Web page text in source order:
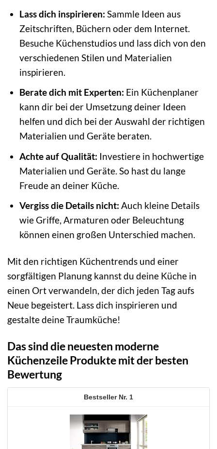
Lass dich inspirieren: Sammle Ideen aus
Zeitschriften, Büchern oder dem Internet.
Besuche Küchenstudios und lass dich von den
verschiedenen Stilen und Materialien
inspirieren.
Berate dich mit Experten: Ein Küchenplaner
kann dir bei der Umsetzung deiner Ideen
helfen und dich bei der Auswahl der richtigen
Materialien und Geräte beraten.
Achte auf Qualität: Investiere in hochwertige
Materialien und Geräte. So hast du lange
Freude an deiner Küche.
Vergiss die Details nicht: Auch kleine Details
wie Griffe, Armaturen oder Beleuchtung
können einen großen Unterschied machen.
Mit den richtigen Küchentrends und einer
sorgfältigen Planung kannst du deine Küche in
einen Ort verwandeln, der dich jeden Tag aufs
Neue begeistert. Lass dich inspirieren und
gestalte deine Traumküche!
Das sind die neuesten moderne
Küchenzeile Produkte mit der besten
Bewertung
1